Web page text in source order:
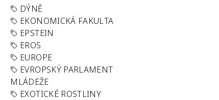
DÝNĚ
EKONOMICKÁ FAKULTA
EPSTEIN
EROS
EUROPE
EVROPSKÝ PARLAMENT
MLÁDEŽE
EXOTICKÉ ROSTLINY